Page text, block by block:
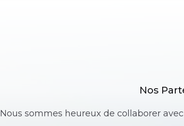
Nos
Nous sommes heureux de collaborer